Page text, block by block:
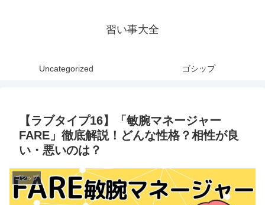
習い事大全
Uncategorized ゴシップ
【ラブタイプ16】「敏腕マネージャー
FARE」徹底解説！どんな性格？相性が良
い・悪いのは？
ゴシップ